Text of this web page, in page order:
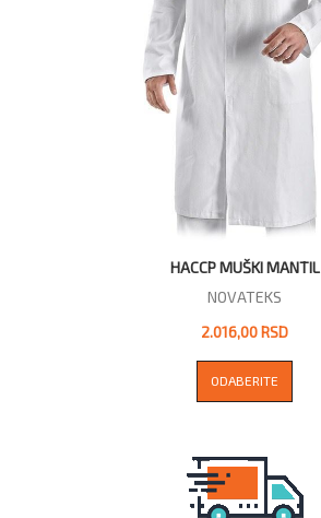
HACCP MUŠKI MANTIL
NOVATEKS
2.016,00 RSD
ODABERITE